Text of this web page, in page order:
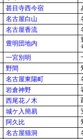
甚目寺西今宿
名古屋白山
名古屋香流
豊明団地内
一宮別明
野間
名古屋東陽町
岩倉神野
西尾花ノ木
城ケ入簡易
阿久比
名古屋猫洞